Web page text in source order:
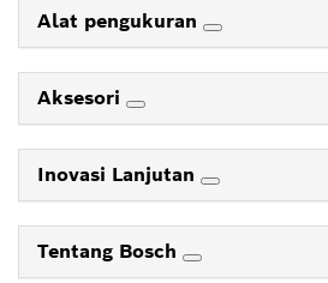
Alat pengukuran
Aksesori
Inovasi Lanjutan
Tentang Bosch